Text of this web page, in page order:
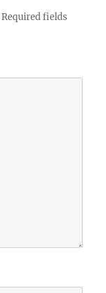
Required fields